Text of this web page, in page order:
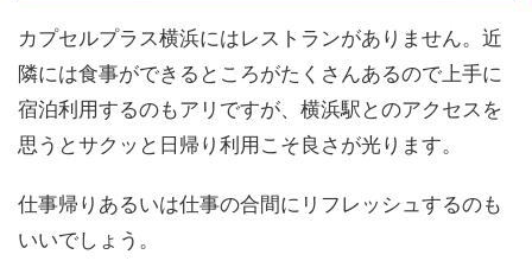
カプセルプラス横浜にはレストランがありません。近
隣には食事ができるところがたくさんあるので上手に
宿泊利用するのもアリですが、横浜駅とのアクセスを
思うとサクッと日帰り利用こそ良さが光ります。
仕事帰りあるいは仕事の合間にリフレッシュするのも
いいでしょう。